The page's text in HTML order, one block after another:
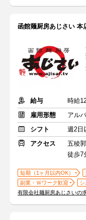
函館麺厨房あじさい 本
給与
時給
雇用形態
アル
シフト
週2日
アクセス
五稜
徒歩7
短期（1ヶ月以内OK）
副業・Ｗワーク歓迎
有限会社麺厨房あじさいの